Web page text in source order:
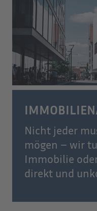
Nicht jeder
mögen – wir
Immobilie
direkt und